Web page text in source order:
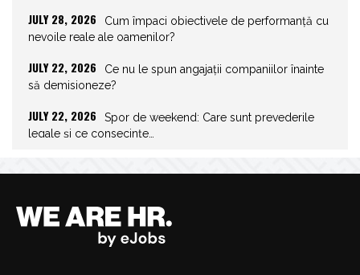
JULY 28, 2026
Cum împaci obiectivele de performanță cu
nevoile reale ale oamenilor?
JULY 22, 2026
Ce nu le spun angajații companiilor înainte
să demisioneze?
JULY 22, 2026
Spor de weekend: Care sunt prevederile
legale și ce consecințe…
JULY 20, 2026
Joburile scad, aplicările explodează!
Record istoric pe piața muncii